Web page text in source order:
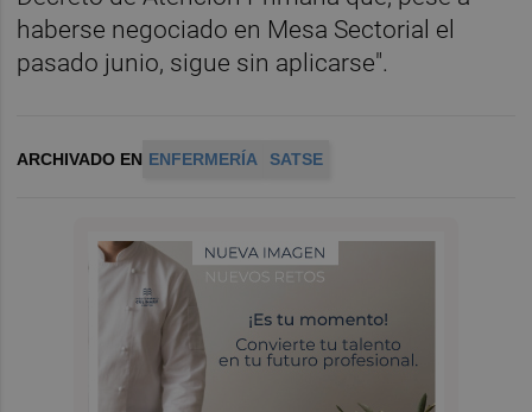
haberse negociado en Mesa Sectorial el
pasado junio, sigue sin aplicarse".
ARCHIVADO EN ENFERMERÍA SATSE